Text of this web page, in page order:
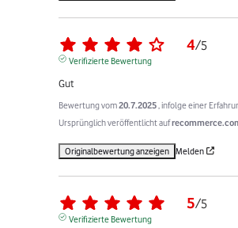
4/5
Verifizierte Bewertung
Gut
Bewertung vom20.7.2025 , infolge einer
Ursprünglich veröffentlicht auf
Originalbewertung anzeigen Melden
5/5
Verifizierte Bewertung